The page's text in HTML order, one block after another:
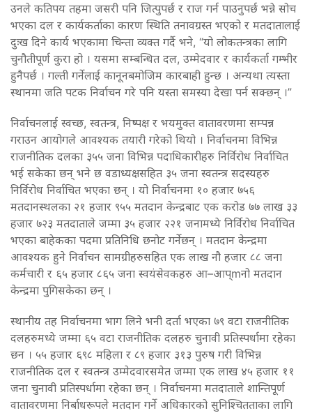
उनले कतिपय तहमा जसरी पनि जित्पुपर्छ र राज गर्न पाउनुपर्छ भन्ने सोच
भएका दल र कार्यकर्ताका कारण स्थिति तनावग्रस्त भएको र मतदातालाई
दुःख दिने कार्य भएकामा चिन्ता व्यक्त गर्दै भने, “यो लोकतन्त्रका लागि
चुनौतीपूर्ण कुरा हो । यसमा सम्बन्धित दल, उम्मेदवार र कार्यकर्ता गम्भीर
हुनैपर्छ । गल्ती गर्नेलाई कानूनबमोजिम कारबाही हुन्छ । अन्यथा त्यस्ता
स्थानमा जति पटक निर्वाचन गरे पनि यस्ता समस्या देखा पर्न सक्छन् ।”
निर्वाचनलाई स्वच्छ, स्वतन्त्र, निष्पक्ष र भयमुक्त वातावरणमा सम्पन्न
गराउन आयोगले आवश्यक तयारी गरेको थियो । निर्वाचनमा विभिन्न
राजनीतिक दलका ३५५ जना विभिन्न पदाधिकारीहरु निर्विरोध निर्वाचित
भई सकेका छन् भने छ वडाध्यक्षसहित ३५ जना स्वतन्त्र सदस्यहरु
निर्विरोध निर्वाचित भएका छन् । यो निर्वाचनमा १० हजार ७५६
मतदानस्थलका २१ हजार ९५५ मतदान केन्द्रबाट एक करोड ७७ लाख ३३
हजार ७२३ मतदाताले जम्मा ३५ हजार २२१ जनामध्ये निर्विरोध निर्वाचित
भएका बाहेकका पदमा प्रतिनिधि छनोट गर्नेछन् । मतदान केन्द्रमा
आवश्यक हुने निर्वाचन सामग्रीहरुसहित एक लाख नौ हजार ८८ जना
कर्मचारी र ६५ हजार ८६५ जना स्वयंसेवकहरु आ–आप्mनो मतदान
केन्द्रमा पुगिसकेका छन् ।
स्थानीय तह निर्वाचनमा भाग लिने भनी दर्ता भएका ७९ वटा राजनीतिक
दलहरुमध्ये जम्मा ६५ वटा राजनीतिक दलहरु चुनावी प्रतिस्पर्धामा रहेका
छन । ५५ हजार ६९८ महिला र ८९ हजार ३१३ पुरुष गरी विभिन्न
राजनीतिक दल र स्वतन्त्र उम्मेदवारसमेत जम्मा एक लाख ४५ हजार ११
जना चुनावी प्रतिस्पर्धामा रहेका छन् । निर्वाचनमा मतदाताले शान्तिपूर्ण
वातावरणमा निर्बाधरूपले मतदान गर्ने अधिकारको सुनिश्चितताका लागि